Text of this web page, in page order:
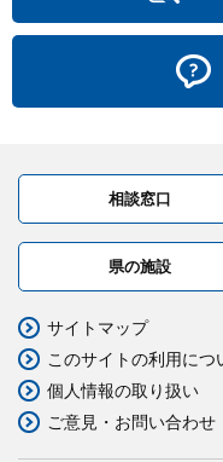
相談窓口
県の施設
サイトマップ
このサイトの利用につ
個人情報の取り扱い
ご意見・お問い合わせ